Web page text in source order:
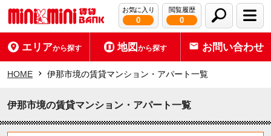
お気に入り
0
閲覧履歴
0
エリアから探す 地図から探す お問い合わせ
HOME 伊那市境の賃貸マンション・アパート一覧
伊那市境の賃貸マンション・アパート一覧